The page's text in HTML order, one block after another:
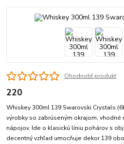
Ohodnotiť produkt
220
Whiskey 300ml 139 Swarovski Crystals
výrobky so zabrúseným okrajom, vhodné
nápojov. Ide o klasickú líniu pohárov s
decentný vzhľad umocňuje dekor 139